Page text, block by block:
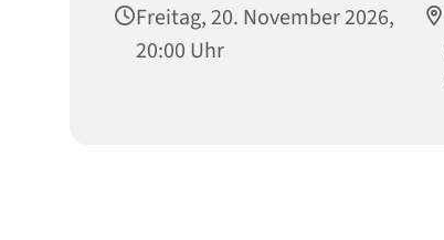
Freitag, 20. November 2026,
20:00 Uhr